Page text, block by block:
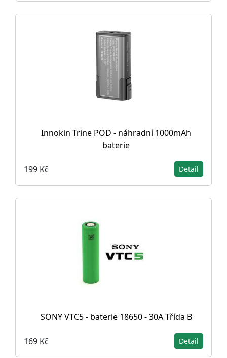
Innokin Trine POD - náhradní 1000mAh
baterie
199 Kč Detail
SONY VTC5 - baterie 18650 - 30A Třída B
169 Kč Detail